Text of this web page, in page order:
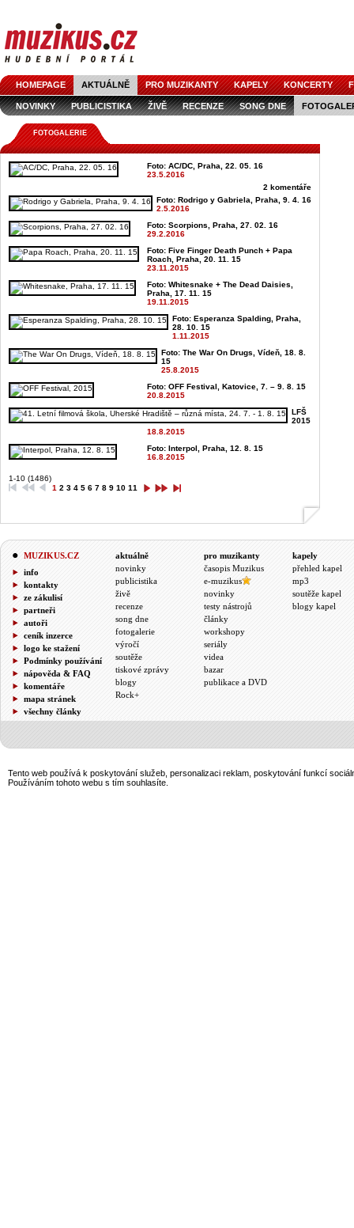
HOMEPAGE AKTUÁLNĚ PRO MUZIKANTY KAPELY KONCERTY
NOVINKY PUBLICISTIKA ŽIVĚ RECENZE SONG DNE
FOTOGALERIE
Foto: AC/DC, Praha, 22. 05. 16
23.5.2016
2 komentáře
Foto: Rodrigo y Gabriela, Praha, 9. 4. 16
2.5.2016
Foto: Scorpions, Praha, 27. 02. 16
29.2.2016
Foto: Five Finger Death Punch + Papa
Roach, Praha, 20. 11. 15
23.11.2015
Foto: Whitesnake + The Dead Daisies,
Praha, 17. 11. 15
19.11.2015
Foto: Esperanza Spalding, Praha,
28. 10. 15
1.11.2015
Foto: The War On Drugs, Vídeň, 18. 8.
15
25.8.2015
Foto: OFF Festival, Katovice, 7. – 9. 8. 15
20.8.2015
LFŠ
2015
18.8.2015
Foto: Interpol, Praha, 12. 8. 15
16.8.2015
1-10 (1486)
1 2 3 4 5 6 7 8 9 10 11
MUZIKUS.CZ
info
kontakty
ze zákulisí
partneři
autoři
ceník inzerce
logo ke stažení
Podmínky používání
nápověda & FAQ
komentáře
mapa stránek
všechny články
aktuálně
novinky
publicistika
živě
recenze
song dne
fotogalerie
výročí
soutěže
tiskové zprávy
blogy
Rock+
pro muzikanty
časopis Muzikus
e-muzikus
novinky
testy nástrojů
články
workshopy
seriály
videa
bazar
publikace a DVD
kapely
přehled kapel
mp3
soutěže kapel
blogy kapel
Tento web používá k poskytování služeb, personalizaci reklam, poskytování funkcí
Používáním tohoto webu s tím souhlasíte.